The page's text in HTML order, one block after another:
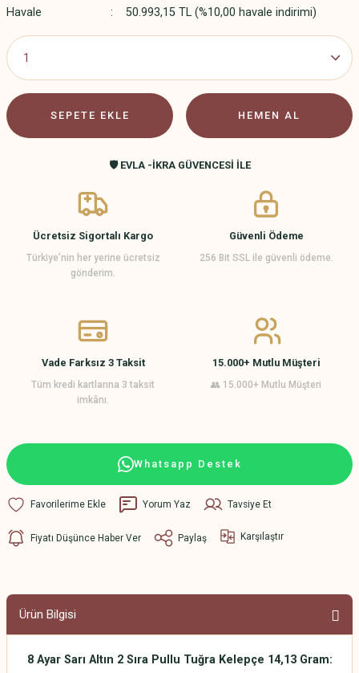
Havale
50.993,15 TL (%10,00 havale indirimi)
SEPETE EKLE HEMEN AL
🛡️ EVLA -İKRA GÜVENCESİ İLE
Ücretsiz Sigortalı Kargo
Türkiye’nin her yerine ücretsiz
gönderim.
Güvenli Ödeme
256 Bit SSL ile güvenli ödeme.
Vade Farksız 3 Taksit
Tüm kredi kartlarına 3 taksit
imkânı.
15.000+ Mutlu Müşteri
👥 15.000+ Mutlu Müşteri
Whatsapp Destek
Yorum Yaz Tavsiye Et
Fiyatı Düşünce Haber Ver Paylaş Karşılaştır
Ürün Bilgisi
8 Ayar Sarı Altın 2 Sıra Pullu Tuğra Kelepçe 14,13 Gram: